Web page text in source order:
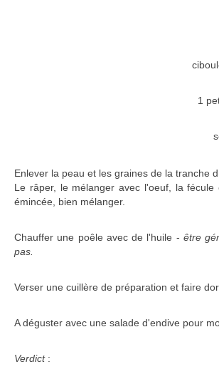
1
Enlever la peau et les graines de la tranche
Le râper, le mélanger avec l'oeuf, la
émincée, bien mélanger.
Chauffer une poêle avec de l'huile - être
pas.
Verser une cuillère de préparation et faire
A déguster avec une salade d'endive pour
Verdict :